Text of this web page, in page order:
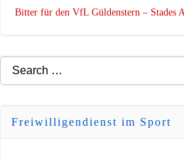
Bitter für den VfL Güldenstern – Stades
Search
for:
Freiwilligendienst im Sport